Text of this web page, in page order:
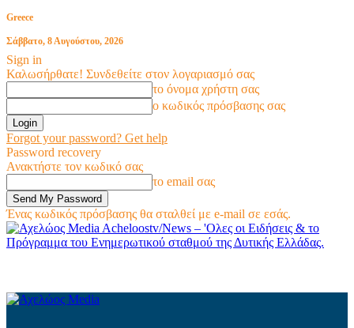
Greece
Σάββατο, 8 Αυγούστου, 2026
Sign in
Καλωσήρθατε! Συνδεθείτε στον λογαριασμό σας
το όνομα χρήστη σας
ο κωδικός πρόσβασης σας
Forgot your password? Get help
Password recovery
Ανακτήστε τον κωδικό σας
το email σας
Ένας κωδικός πρόσβασης θα σταλθεί με e-mail σε εσάς.
Acheloostv/News – 'Ολες οι Ειδήσεις & το
Πρόγραμμα του Ενημερωτικού σταθμού της Δυτικής Ελλάδας.